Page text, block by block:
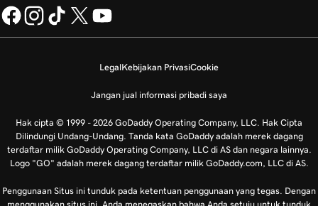
LegalKebijakan PrivasiCookie
Jangan jual informasi pribadi saya
Hak cipta © 1999 - 2026 GoDaddy Operating Company, LLC. Hak Cipta
Dilindungi Undang-Undang. Tanda kata GoDaddy adalah merek dagang
terdaftar milik GoDaddy Operating Company, LLC di AS dan negara lainnya.
Logo "GO" adalah merek dagang terdaftar milik GoDaddy.com, LLC di AS.
Penggunaan Situs ini tunduk pada ketentuan penggunaan yang tegas. Dengan